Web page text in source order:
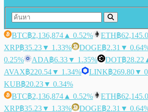
BTC฿2,136,874 ▲ 0.52% ETH฿
XRP฿35.23▼ 1.33% DOGE฿2.31 ▼
0.25%
ADA฿6.33▼ 1.35% DOT฿28.22
AVAX฿220.54▼ 1.34% LINK฿269.80▼
KUB฿20.23▼ 0.34%
BTC฿2,136,874 ▲ 0.52% ETH฿
XRP฿35.23▼ 1.33% DOGE฿2.31 ▼